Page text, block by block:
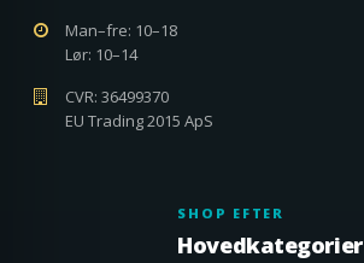
Man–fre: 10–18
Lør: 10–14
CVR: 36499370
EU Trading 2015 ApS
SHOP EFTER
Hovedkategorier